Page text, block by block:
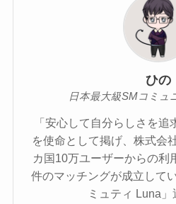
ひの
日本最大級SMコミュ
「安心して自分らしさを追
を使命として掲げ、株式会
カ国10万ユーザーからの利
件のマッチングが成立して
ミュティ Luna」